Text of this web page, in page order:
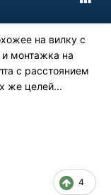
на вилку с
монтажка на
с расстоянием
же целей...
4